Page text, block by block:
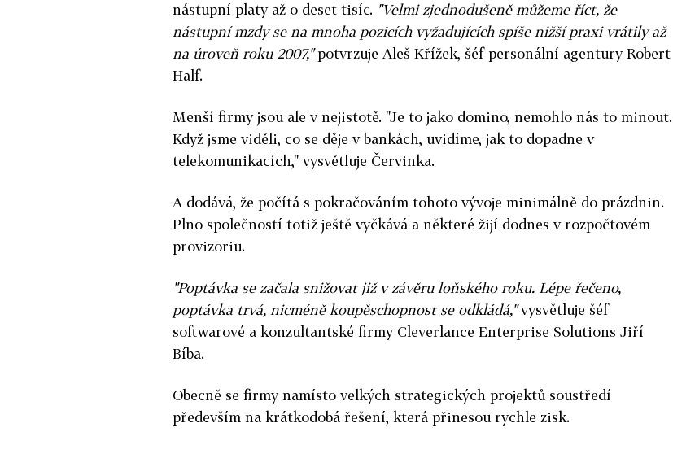
nástupní platy až o deset tisíc. "Velmi zjednodušeně můžeme říct, že
nástupní mzdy se na mnoha pozicích vyžadujících spíše nižší praxi vrátily až
na úroveň roku 2007,"potvrzuje Aleš Křížek, šéf personální agentury Robert
Half.
Menší firmy jsou ale v nejistotě. "Je to jako domino, nemohlo nás to minout.
Když jsme viděli, co se děje v bankách, uvidíme, jak to dopadne v
telekomunikacích," vysvětluje Červinka.
A dodává, že počítá s pokračováním tohoto vývoje minimálně do prázdnin.
Plno společností totiž ještě vyčkává a některé žijí dodnes v rozpočtovém
provizoriu.
"Poptávka se začala snižovat již v závěru loňského roku. Lépe řečeno,
poptávka trvá, nicméně koupěschopnost se odkládá,"vysvětluje šéf
softwarové a konzultantské firmy Cleverlance Enterprise Solutions Jiří
Bíba.
Obecně se firmy namísto velkých strategických projektů soustředí
především na krátkodobá řešení, která přinesou rychle zisk.